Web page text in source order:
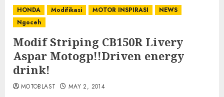
HONDA Modifikasi MOTOR INSPIRASI
NEWS
Ngoceh
Modif Striping CB150R Livery
Aspar Motogp!!Driven energy
drink!
MOTOBLAST MAY 2, 2014